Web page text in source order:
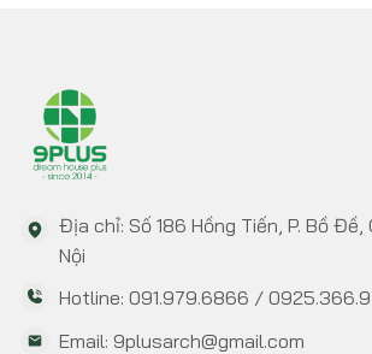
Địa chỉ: Số 186 Hồng Tiến, P. Bồ Đề,
Nội
Hotline: 091.979.6866 /
Email: 9plusarch@gmail.com